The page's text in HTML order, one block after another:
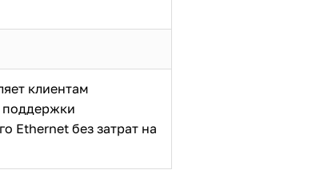
клиентам
поддержки
Ethernet без затрат на